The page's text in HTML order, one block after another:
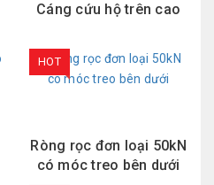
Cáng cứu hộ trên cao
HOT
Ròng rọc đơn loại 50kN
có móc treo bên dưới